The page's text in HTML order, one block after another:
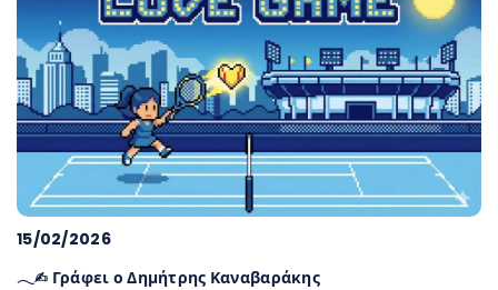
15/02/2026
𓂃✍︎ Γράφει ο Δημήτρης Καναβαράκης